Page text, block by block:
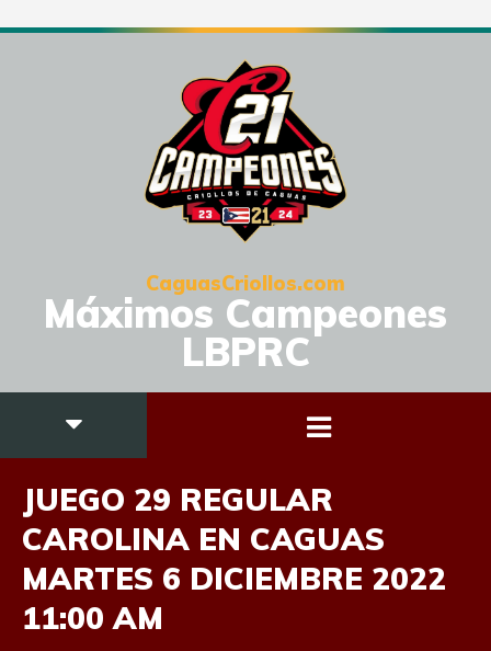
CaguasCriollos.com
Máximos Campeones
LBPRC
JUEGO 29 REGULAR
CAROLINA EN CAGUAS
MARTES 6 DICIEMBRE 2022
11:00 AM